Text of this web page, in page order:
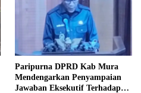
Paripurna DPRD Kab Mura
Mendengarkan Penyampaian
Jawaban Eksekutif Terhadap